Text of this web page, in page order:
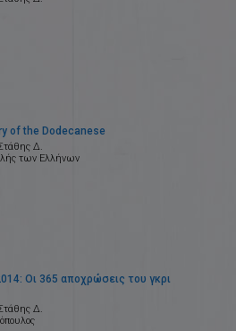
of the Dodecanese
Δ.
των Ελλήνων
Οι 365 αποχρώσεις του γκρι
Δ.